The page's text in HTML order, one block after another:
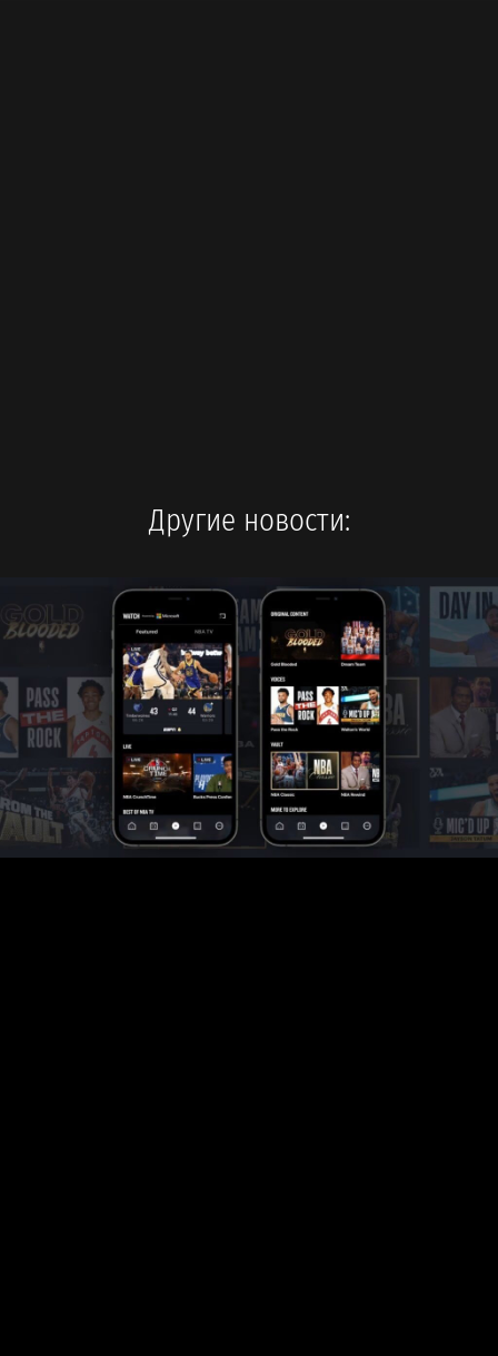
Другие новости: